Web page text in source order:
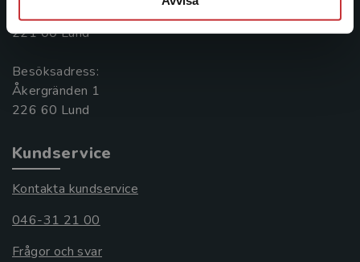
Box 141
221 00 Lund
Besöksadress:
Åkergränden 1
Kundservice
Kontakta kundservice
046-31 21 00
Frågor och svar